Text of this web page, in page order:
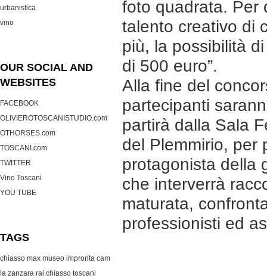
urbanistica
vino
OUR SOCIAL AND
WEBSITES
FACEBOOK
OLIVIEROTOSCANISTUDIO.com
OTHORSES.com
TOSCANI.com
TWITTER
Vino Toscani
YOU TUBE
TAGS
chiasso max museo impronta cam
la zanzara rai chiasso toscani
foto quadrata. Per
talento creativo di
più, la possibilità
di 500 euro”.
Alla fine del
partecipanti
partirà dalla Sala
del Plemmirio, per
protagonista della
che interverrà
maturata,
professionisti ed